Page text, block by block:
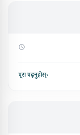
पूरा पढ्नुहोस्›